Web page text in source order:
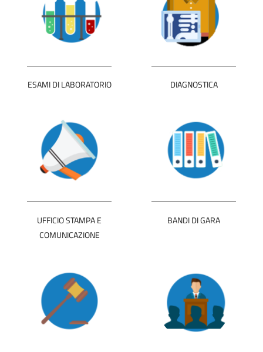
ESAMI DI LABORATORIO DIAGNOSTICA
UFFICIO STAMPA E
COMUNICAZIONE
BANDI DI GARA